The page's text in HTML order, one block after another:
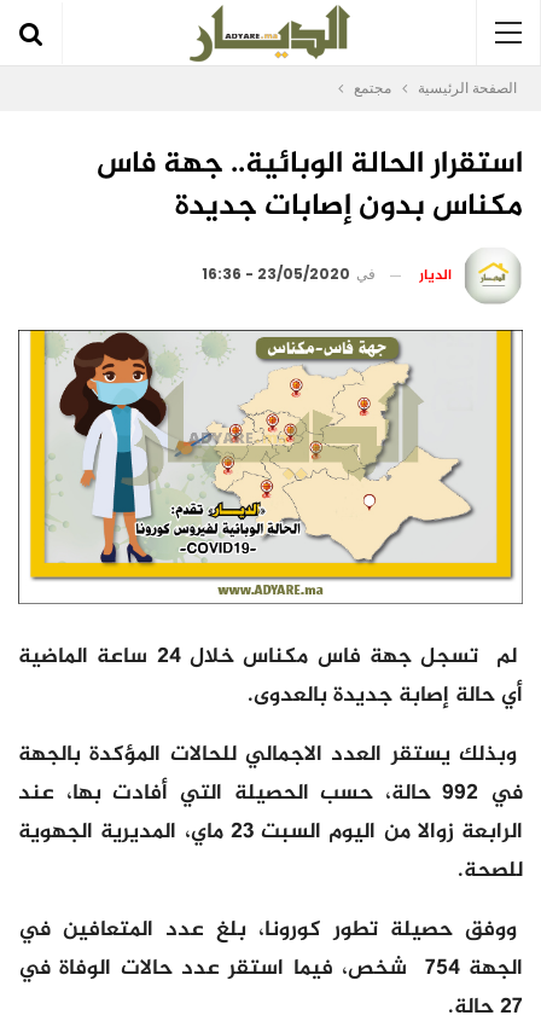
الصفحة الرئيسية مجتمع
استقرار الحالة الوبائية.. جهة فاس
مكناس بدون إصابات جديدة
الديار في 23/05/2020 - 16:36
لم تسجل جهة فاس مكناس خلال 24 ساعة الماضية
أي حالة إصابة جديدة بالعدوى.
وبذلك يستقر العدد الاجمالي للحالات المؤكدة بالجهة
في 992 حالة، حسب الحصيلة التي أفادت بها، عند
الرابعة زوالا من اليوم السبت 23 ماي، المديرية الجهوية
للصحة.
ووفق حصيلة تطور كورونا، بلغ عدد المتعافين في
الجهة 754 شخص، فيما استقر عدد حالات الوفاة في
27 حالة.